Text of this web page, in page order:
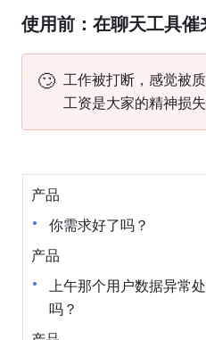
使用前：在聊天工具催
🙄 工作被打断，感觉被
工资是大家的精神损
产品
你需求好了吗？
产品
上午那个用户数据异常
吗？